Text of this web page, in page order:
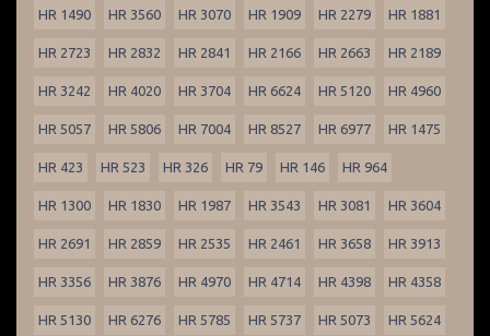
HR 1490 HR 3560 HR 3070 HR 1909 HR 2279 HR 1881
HR 2723 HR 2832 HR 2841 HR 2166 HR 2663 HR 2189
HR 3242 HR 4020 HR 3704 HR 6624 HR 5120 HR 4960
HR 5057 HR 5806 HR 7004 HR 8527 HR 6977 HR 1475
HR 423 HR 523 HR 326 HR 79 HR 146 HR 964
HR 1300 HR 1830 HR 1987 HR 3543 HR 3081 HR 3604
HR 2691 HR 2859 HR 2535 HR 2461 HR 3658 HR 3913
HR 3356 HR 3876 HR 4970 HR 4714 HR 4398 HR 4358
HR 5130 HR 6276 HR 5785 HR 5737 HR 5073 HR 5624